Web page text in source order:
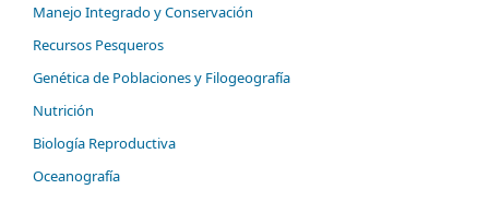
Manejo Integrado y Conservación
Recursos Pesqueros
Genética de Poblaciones y Filogeografía
Nutrición
Biología Reproductiva
Oceanografía